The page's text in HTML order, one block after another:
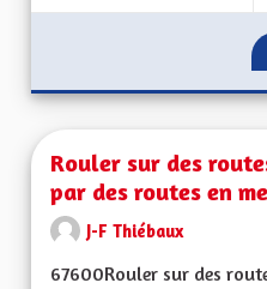
Rouler sur des
par des routes en
J-F Thiébaux
67600Rouler sur des